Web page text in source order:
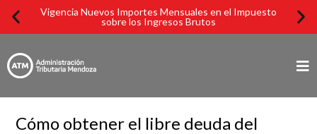
Vigencia Nuevos Importes Mensuales en el Impuesto
sobre los Ingresos Brutos
Cómo obtener el libre deuda del